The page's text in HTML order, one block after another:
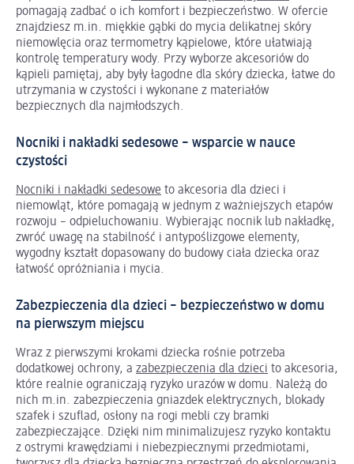
pomagają zadbać o ich komfort i bezpieczeństwo. W ofercie
znajdziesz m.in. miękkie gąbki do mycia delikatnej skóry
niemowlęcia oraz termometry kąpielowe, które ułatwiają
kontrolę temperatury wody. Przy wyborze akcesoriów do
kąpieli pamiętaj, aby były łagodne dla skóry dziecka, łatwe do
utrzymania w czystości i wykonane z materiałów
bezpiecznych dla najmłodszych.
Nocniki i nakładki sedesowe – wsparcie w nauce
czystości
Nocniki i nakładki sedesowe to akcesoria dla dzieci i
niemowląt, które pomagają w jednym z ważniejszych etapów
rozwoju – odpieluchowaniu. Wybierając nocnik lub nakładkę,
zwróć uwagę na stabilność i antypoślizgowe elementy,
wygodny kształt dopasowany do budowy ciała dziecka oraz
łatwość opróżniania i mycia.
Zabezpieczenia dla dzieci – bezpieczeństwo w domu
na pierwszym miejscu
Wraz z pierwszymi krokami dziecka rośnie potrzeba
dodatkowej ochrony, a zabezpieczenia dla dzieci to akcesoria,
które realnie ograniczają ryzyko urazów w domu. Należą do
nich m.in. zabezpieczenia gniazdek elektrycznych, blokady
szafek i szuflad, osłony na rogi mebli czy bramki
zabezpieczające. Dzięki nim minimalizujesz ryzyko kontaktu
z ostrymi krawędziami i niebezpiecznymi przedmiotami,